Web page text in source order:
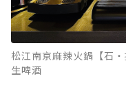
松江南京麻辣火鍋【石‧
生啤酒